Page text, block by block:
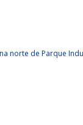
norte de Parque